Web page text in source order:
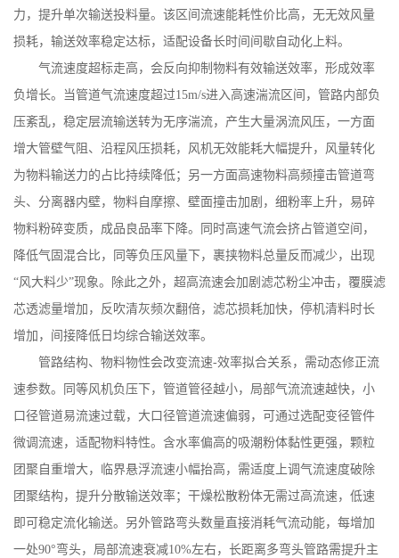
力，提升单次输送投料量。该区间流速能耗性价比高，无无效风量
损耗，输送效率稳定达标，适配设备长时间间歇自动化上料。
气流速度超标走高，会反向抑制物料有效输送效率，形成效率
负增长。当管道气流速度超过15m/s进入高速湍流区间，管路内部负
压紊乱，稳定层流输送转为无序湍流，产生大量涡流风压，一方面
增大管壁气阻、沿程风压损耗，风机无效能耗大幅提升，风量转化
为物料输送力的占比持续降低；另一方面高速物料高频撞击管道弯
头、分离器内壁，物料自摩擦、壁面撞击加剧，细粉率上升，易碎
物料粉碎变质，成品良品率下降。同时高速气流会挤占管道空间，
降低气固混合比，同等负压风量下，裹挟物料总量反而减少，出现
“风大料少”现象。除此之外，超高流速会加剧滤芯粉尘冲击，覆膜滤
芯透滤量增加，反吹清灰频次翻倍，滤芯损耗加快，停机清料时长
增加，间接降低日均综合输送效率。
管路结构、物料物性会改变流速-效率拟合关系，需动态修正流
速参数。同等风机负压下，管道管径越小，局部气流流速越快，小
口径管道易流速过载，大口径管道流速偏弱，可通过选配变径管件
微调流速，适配物料特性。含水率偏高的吸潮粉体黏性更强，颗粒
团聚自重增大，临界悬浮流速小幅抬高，需适度上调气流速度破除
团聚结构，提升分散输送效率；干燥松散粉体无需过高流速，低速
即可稳定流化输送。另外管路弯头数量直接消耗气流动能，每增加
一处90°弯头，局部流速衰减10%左右，长距离多弯头管路需提升主